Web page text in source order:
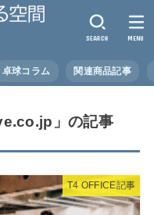
卓球コラム 関連商品記事
SEARCH MENU
」の記事
T4 OFFICE記事